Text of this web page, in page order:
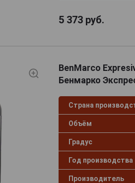
5 373руб.
BenMarco
Бенмарко
Страна
Объём
Градус
Год производства
Производитель